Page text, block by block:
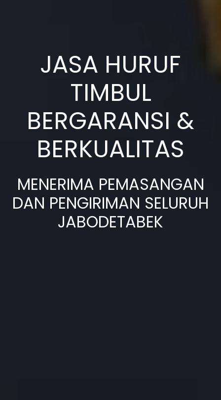
JASA HURUF
TIMBUL
BERGARANSI &
BERKUALITAS
MENERIMA PEMASANGAN
DAN PENGIRIMAN SELURUH
JABODETABEK